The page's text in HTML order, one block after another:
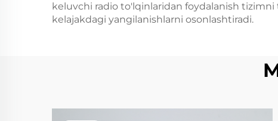
keluvchi radio to'lqinlaridan foydalanish
kelajakdagi yangilanishlarni osonlashtiradi.